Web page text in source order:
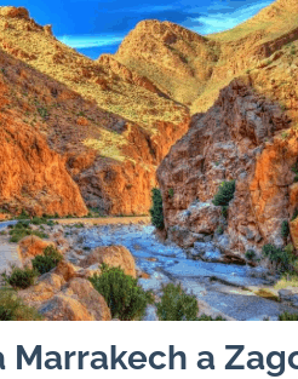
Marrakech a